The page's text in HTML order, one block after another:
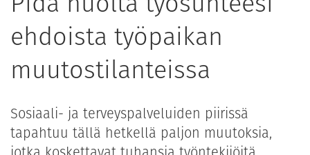
ehdoista työpaikan
muutostilanteissa
Sosiaali- ja terveyspalveluiden piirissä
tapahtuu tällä hetkellä paljon muutoksia,